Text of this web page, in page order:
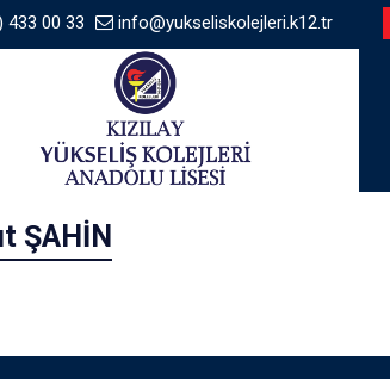
433 00 33 info@yukseliskolejleri.k12.tr
ŞAHİN